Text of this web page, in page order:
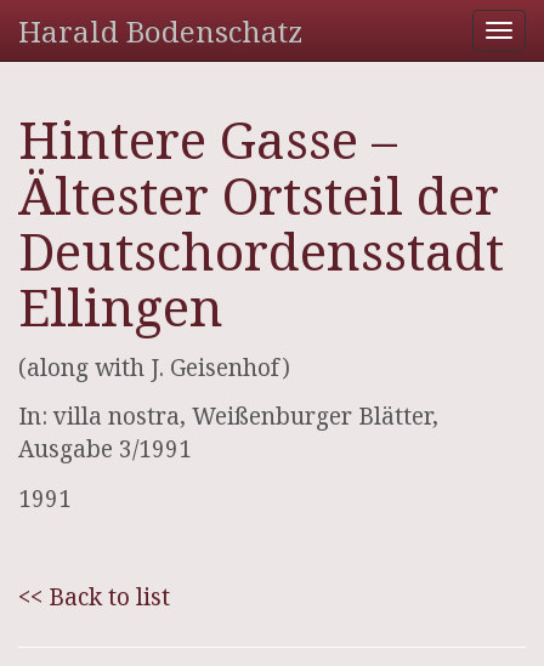
Harald Bodenschatz
Hintere Gasse –
Ältester Ortsteil der
Deutschordensstadt
Ellingen
(along with J. Geisenhof)
In: villa nostra, Weißenburger Blätter,
Ausgabe 3/1991
1991
<< Back to list